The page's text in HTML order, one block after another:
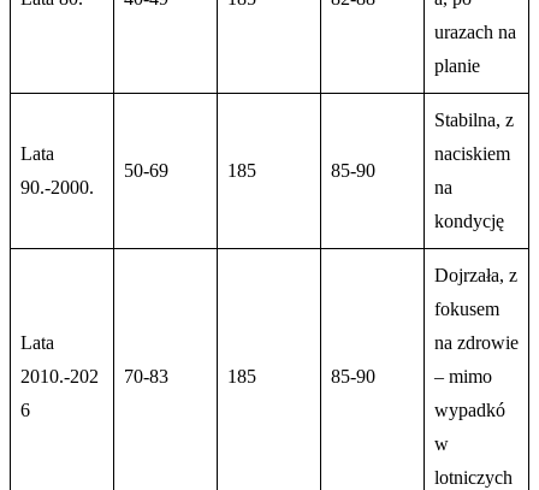
urazach na
planie
Lata
90.-2000.
50-69 185 85-90
Stabilna, z
naciskiem
na
kondycję
Lata
2010.-202
6
70-83 185 85-90
Dojrzała, z
fokusem
na zdrowie
– mimo
wypadkó
w
lotniczych